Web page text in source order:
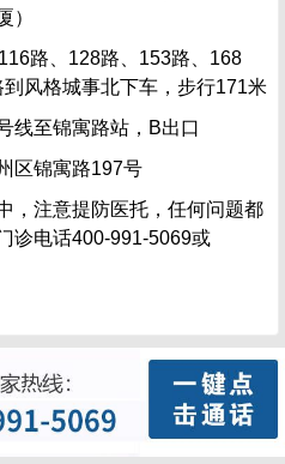
）
路、128路、153路、168
风格城事北下车，步行171米
至锦寓路站，B出口
锦寓路197号
注意提防医托，任何问题都
诊电话400-991-5069或